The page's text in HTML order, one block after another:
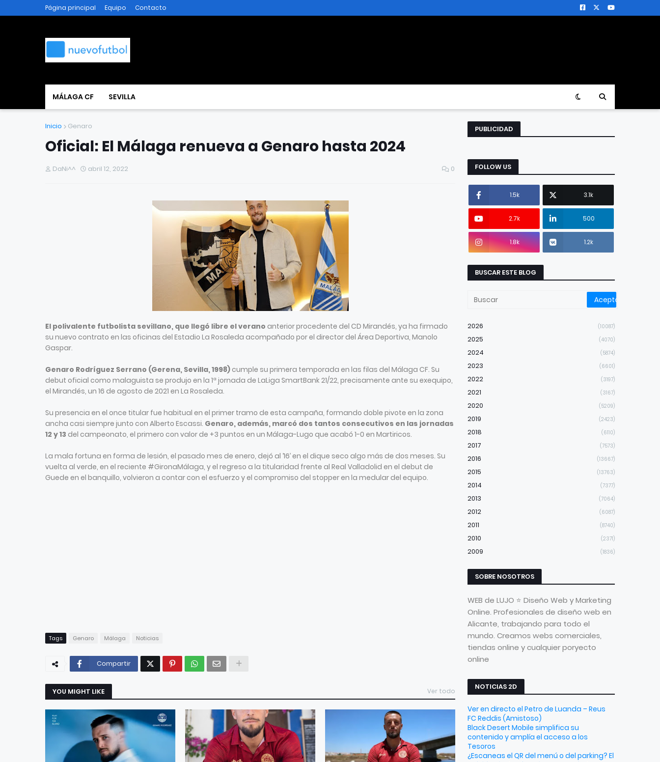
Página principal Equipo Contacto
MÁLAGA CF SEVILLA
Inicio Genaro
Oficial: El Málaga renueva a Genaro hasta 2024
DaNi^^ abril 12, 2022 0
El polivalente futbolista sevillano, que llegó libre el verano anterior procedente del CD Mirandés, ya ha firmado
su nuevo contrato en las oficinas del Estadio La Rosaleda acompañado por el director del Área Deportiva, Manolo
Gaspar.
Genaro Rodríguez Serrano (Gerena, Sevilla, 1998) cumple su primera temporada en las filas del Málaga CF. Su
debut oficial como malaguista se produjo en la 1ª jornada de LaLiga SmartBank 21/22, precisamente ante su exequipo,
el Mirandés, un 16 de agosto de 2021 en La Rosaleda.
Su presencia en el once titular fue habitual en el primer tramo de esta campaña, formando doble pivote en la zona
ancha casi siempre junto con Alberto Escassi. Genaro, además, marcó dos tantos consecutivos en las jornadas
12 y 13 del campeonato, el primero con valor de +3 puntos en un Málaga-Lugo que acabó 1-0 en Martiricos.
La mala fortuna en forma de lesión, el pasado mes de enero, dejó al ‘16’ en el dique seco algo más de dos meses. Su
vuelta al verde, en el reciente #GironaMálaga, y el regreso a la titularidad frente al Real Valladolid en el debut de
Guede en el banquillo, volvieron a contar con el esfuerzo y el compromiso del stopper en la medular del equipo.
Tags Genaro Málaga Noticias
Compartir
YOU MIGHT LIKE Ver todo
PUBLICIDAD
FOLLOW US
1.5k 3.1k
2.7k 500
1.8k 1.2k
BUSCAR ESTE BLOG
2026 (10087)
2025 (4070)
2024 (5874)
2023 (6601)
2022 (3197)
2021 (3167)
2020 (5209)
2019 (2423)
2018 (6110)
2017 (7573)
2016 (13667)
2015 (13763)
2014 (7377)
2013 (7064)
2012 (6087)
2011 (8740)
2010 (2371)
2009 (1836)
SOBRE NOSOTROS
WEB de LUJO ⭐ Diseño Web y Marketing
Online. Profesionales de diseño web en
Alicante, trabajando para todo el
mundo. Creamos webs comerciales,
tiendas online y cualquier poryecto
online
NOTICIAS 2D
Ver en directo el Petro de Luanda – Reus
FC Reddis (Amistoso)
Black Desert Mobile simplifica su
contenido y amplía el acceso a los
Tesoros
¿Escaneas el QR del menú o del parking? El